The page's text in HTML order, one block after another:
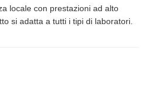
locale con prestazioni ad alto
si adatta a tutti i tipi di laboratori.